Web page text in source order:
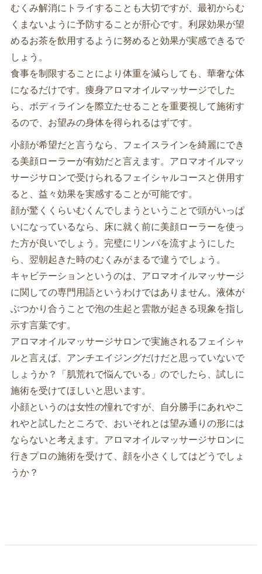
むくみ解消にトライすることも大切ですが、最初からむ
くまないように予防することが肝心です。利尿効果が望
めるお茶を飲用するように努めると効果が実感できるで
しょう。
食事を制限することにより体重を減らしても、華奢な体
になるだけです。痩身アロマオイルマッサージでした
ら、ボディラインを際立たせることを重要視して施術す
るので、お望みの身体を得られるはずです。
小顔が希望だと言うなら、フェイスラインを綺麗にでき
る美顔ローラーが有効だと言えます。アロマオイルマッ
サージサロンで受けられるフェイシャルコースと併用す
ると、益々効果を実感することが可能です。
顔が驚くくらいむくんでしまうということで頭がいっぱ
いになっているなら、床に就く前に美顔ローラーを使っ
た方が良いでしょう。完璧にリンパを流すようにした
ら、翌朝起きた時のむくみがまるで違うでしょう。
キャビテーションというのは、アロマオイルマッサージ
に関しての専門用語というわけではありません。液体が
ぶつかり合うことで泡の生起と雲散が起きる現象を指し
示す言葉です。
アロマオイルマッサージサロンで実施されるフェイシャ
ルと言えば、アンチエイジングだけだと思っていないで
しょうか？「肌荒れで悩んでいる」のでしたら、試しに
施術を受けてほしいと思います。
小顔というのは女性の憧れですが、自分勝手にあれやこ
れやと試したところで、おいそれとは望み通りの形には
ならないと考えます。アロマオイルマッサージサロンに
行きプロの施術を受けて、顔を小さくしてはどうでしょ
うか？